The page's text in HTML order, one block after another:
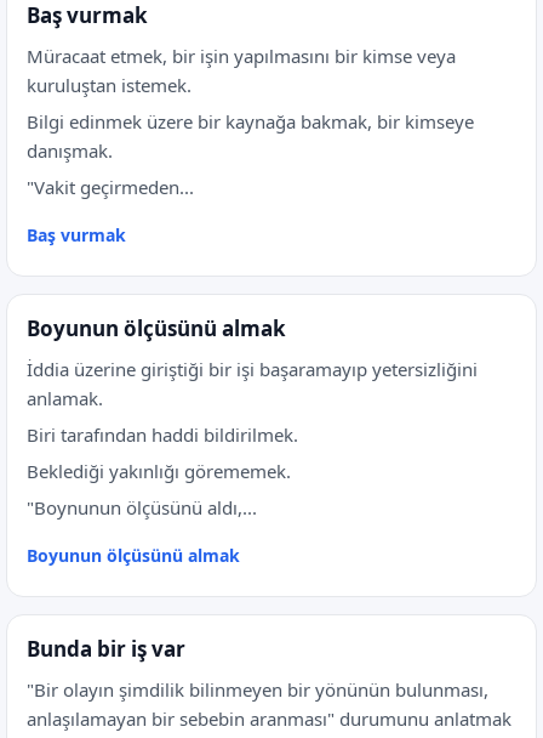
Baş vurmak
Müracaat etmek, bir işin yapılmasını bir kimse veya
kuruluştan istemek.
Bilgi edinmek üzere bir kaynağa bakmak, bir kimseye
danışmak.
"Vakit geçirmeden...
Baş vurmak
Boyunun ölçüsünü almak
İddia üzerine giriştiği bir işi başaramayıp yetersizliğini
anlamak.
Biri tarafından haddi bildirilmek.
Beklediği yakınlığı görememek.
"Boynunun ölçüsünü aldı,...
Boyunun ölçüsünü almak
Bunda bir iş var
"Bir olayın şimdilik bilinmeyen bir yönünün bulunması,
anlaşılamayan bir sebebin aranması" durumunu anlatmak